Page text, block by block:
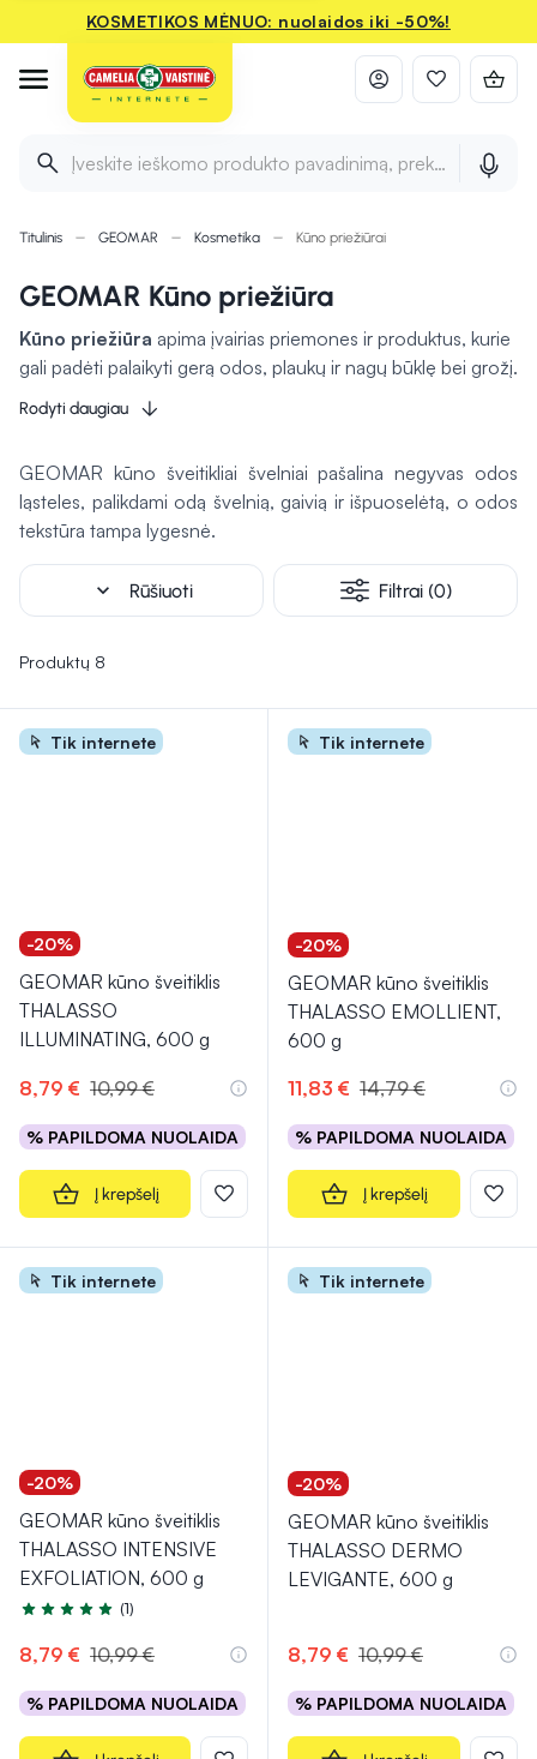
KOSMETIKOS MĖNUO: nuolaidos iki -50%!
Įveskite ieškomo produkto pavadinimą, prekės ženklą ir
Titulinis GEOMAR Kosmetika Kūno priežiūrai
GEOMAR Kūno priežiūra
Kūno priežiūra apima įvairias priemones ir produktus, kurie
gali padėti palaikyti gerą odos, plaukų ir nagų būklę bei grožį.
Priemonės odai, tokios kaip drėkinantys kremai, losjonai ir
šveitikliai, prisideda prie odos drėkinimo, švaros ir švelnumo.
šalina nešvarumus ir atgaivina odą. Be to, įvairūs aliejai ir
balzamaigali suteikti papildomą odos maitinimą ir
apsaugą.
Kūno priežiūros rutina taip pat gali apimti ir specialias
priemones, tokias kaip anticeliulitinių kremų ar produktų su
nuo saulės žalos. Reguliarus šių produktų naudojimas gali
Rodyti daugiau
GEOMAR kūno šveitikliai švelniai pašalina negyvas odos
ląsteles, palikdami odą švelnią, gaivią ir išpuoselėtą, o odos
tekstūra tampa lygesnė.
expand_more Rūšiuoti Filtrai (0)
Produktų 8
Tik internete
-20%
GEOMAR kūno šveitiklis
THALASSO
ILLUMINATING, 600 g
8,79 € 10,99 €
% PAPILDOMA NUOLAIDA
Į krepšelį
Tik internete
-20%
GEOMAR kūno šveitiklis
THALASSO EMOLLIENT,
600 g
11,83 € 14,79 €
% PAPILDOMA NUOLAIDA
Į krepšelį
Tik internete
-20%
GEOMAR kūno šveitiklis
THALASSO INTENSIVE
EXFOLIATION, 600 g
Įvertinimas 5.0 iš 5
(1)
8,79 € 10,99 €
% PAPILDOMA NUOLAIDA
Tik internete
-20%
GEOMAR kūno šveitiklis
THALASSO DERMO
LEVIGANTE, 600 g
8,79 € 10,99 €
% PAPILDOMA NUOLAIDA